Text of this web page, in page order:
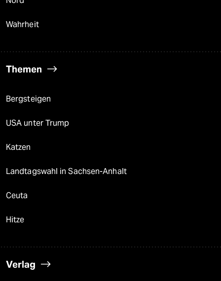
Wahrheit
Themen
Bergsteigen
USA unter Trump
Katzen
Landtagswahl in Sachsen-Anhalt
Ceuta
Hitze
Verlag